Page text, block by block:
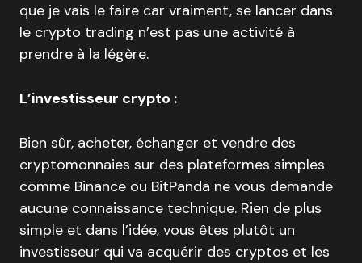
que je vais le faire car vraiment, se lancer dans
le crypto trading n’est pas une activité à
prendre à la légère.
L’investisseur crypto :
Bien sûr, acheter, échanger et vendre des
cryptomonnaies sur des plateformes simples
comme Binance ou BitPanda ne vous demande
aucune connaissance technique. Rien de plus
simple et dans l’idée, vous êtes plutôt un
investisseur qui va acquérir des cryptos et les